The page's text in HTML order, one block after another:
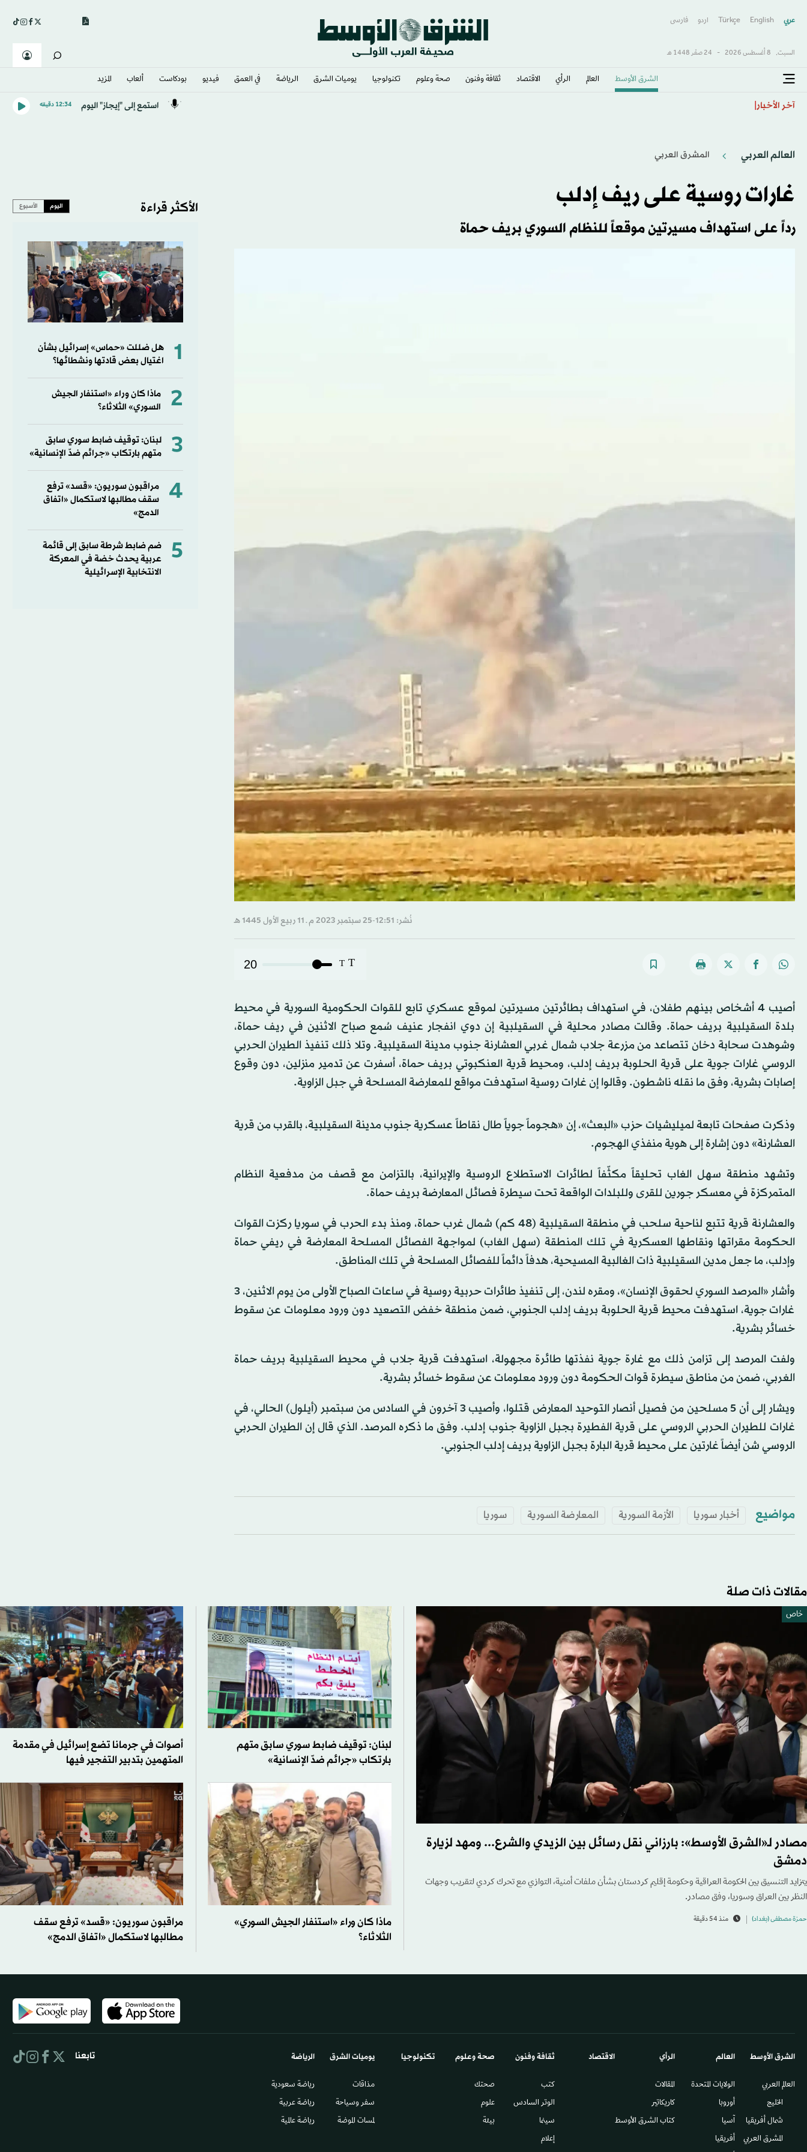
عربي English
Türkçe اردو فارسى
السبت, 8 أغسطس 2026 - 24 صفَر 1448 هـ
الشرق الأوسط​ العالم الرأي الاقتصاد ثقافة وفنون صحة وعلوم تكنولوجيا يوميات الشرق​ الرياضة في العمق فيديو بودكاست ألعاب المزيد
آخر الأخبار استمع إلى "إيجاز" اليوم 12:34 دقيقه
العالم العربي المشرق العربي
غارات روسية على ريف إدلب
رداً على استهداف مسيرتين موقعاً للنظام السوري بريف حماة
نُشر: 12:51-25 سبتمبر 2023 م ـ 11 ربيع الأول 1445 هـ
T
T
20
أصيب 4 أشخاص بينهم طفلان، في استهداف بطائرتين مسيرتين لموقع عسكري تابع للقوات الحكومية السورية في محيط
بلدة السقيلبية بريف حماة. وقالت مصادر محلية في السقيلبية إن دوي انفجار عنيف سُمع صباح الاثنين في ريف حماة،
وشوهدت سحابة دخان تتصاعد من مزرعة جلاب شمال غربي العشارنة جنوب مدينة السقيلبية. وتلا ذلك تنفيذ الطيران الحربي
الروسي غارات جوية على قرية الحلوبة بريف إدلب، ومحيط قرية العنكبوتي بريف حماة، أسفرت عن تدمير منزلين، دون وقوع
إصابات بشرية، وفق ما نقله ناشطون. وقالوا إن غارات روسية استهدفت مواقع للمعارضة المسلحة في جبل الزاوية.
وذكرت صفحات تابعة لميليشيات حزب «البعث»، إن «هجوماً جوياً طال نقاطاً عسكرية جنوب مدينة السقيلبية، بالقرب من قرية
العشارنة» دون إشارة إلى هوية منفذي الهجوم.
وتشهد منطقة سهل الغاب تحليقاً مكثّفاً لطائرات الاستطلاع الروسية والإيرانية، بالتزامن مع قصف من مدفعية النظام
المتمركزة في معسكر جورين للقرى وللبلدات الواقعة تحت سيطرة فصائل المعارضة بريف حماة.
والعشارنة قرية تتبع لناحية سلحب في منطقة السقيلبية (48 كم) شمال غرب حماة، ومنذ بدء الحرب في سوريا ركزت القوات
الحكومة مقراتها ونقاطها العسكرية في تلك المنطقة (سهل الغاب) لمواجهة الفصائل المسلحة المعارضة في ريفي حماة
وإدلب، ما جعل مدين السقيلبية ذات الغالبية المسيحية، هدفاً دائماً للفصائل المسلحة في تلك المناطق.
وأشار «المرصد السوري لحقوق الإنسان»، ومقره لندن، إلى تنفيذ طائرات حربية روسية في ساعات الصباح الأولى من يوم الاثنين، 3
غارات جوية، استهدفت محيط قرية الحلوبة بريف إدلب الجنوبي، ضمن منطقة خفض التصعيد دون ورود معلومات عن سقوط
خسائر بشرية.
ولفت المرصد إلى تزامن ذلك مع غارة جوية نفذتها طائرة مجهولة، استهدفت قرية جلاب في محيط السقيلبية بريف حماة
الغربي، ضمن من مناطق سيطرة قوات الحكومة دون ورود معلومات عن سقوط خسائر بشرية.
ويشار إلى أن 5 مسلحين من فصيل أنصار التوحيد المعارض قتلوا، وأصيب 3 آخرون في السادس من سبتمبر (أيلول) الحالي، في
غارات للطيران الحربي الروسي على قرية الفطيرة بجبل الزاوية جنوب إدلب. وفق ما ذكره المرصد. الذي قال إن الطيران الحربي
الروسي شن أيضاً غارتين على محيط قرية البارة بجبل الزاوية بريف إدلب الجنوبي.
مواضيع أخبار سوريا الأزمة السورية المعارضة السورية سوريا
الأكثر قراءة اليوم الأسبوع
1
هل ضللت «حماس» إسرائيل بشأن
اغتيال بعض قادتها ونشطائها؟
2
ماذا كان وراء «استنفار الجيش
السوري» الثلاثاء؟
3
لبنان: توقيف ضابط سوري سابق
متهم بارتكاب «جرائم ضدّ الإنسانية»
4
مراقبون سوريون: «قسد» ترفع
سقف مطالبها لاستكمال «اتفاق
الدمج»
5
ضم ضابط شرطة سابق إلى قائمة
عربية يحدث خضة في المعركة
الانتخابية الإسرائيلية
مقالات ذات صلة
خاص
مصادر لـ«الشرق الأوسط»: بارزاني نقل رسائل بين الزيدي والشرع... ومهد لزيارة
دمشق
يتزايد التنسيق بين الحكومة العراقية وحكومة إقليم كردستان بشأن ملفات أمنية، التوازي مع تحرك كردي لتقريب وجهات
النظر بين العراق وسوريا، وفق مصادر.
حمزة مصطفى (بغداد) منذ 54 دقيقة
لبنان: توقيف ضابط سوري سابق متهم
بارتكاب «جرائم ضدّ الإنسانية»
أصوات في جرمانا تضع إسرائيل في مقدمة
المتهمين بتدبير التفجير فيها
ماذا كان وراء «استنفار الجيش السوري»
الثلاثاء؟
مراقبون سوريون: «قسد» ترفع سقف
مطالبها لاستكمال «اتفاق الدمج»
الشرق الأوسط​
العالم العربي
الخليج
شمال أفريقيا
المشرق العربي
العالم
الولايات المتحدة
أوروبا
آسيا
أفريقيا
الرأي
المقالات
كاريكاتير
كتاب الشرق الأوسط
الاقتصاد ثقافة وفنون
كتب
الوتر السادس​
سينما
إعلام
صحة وعلوم
صحتك
علوم
بيئة
تكنولوجيا يوميات الشرق​
مذاقات
سفر وسياحة
لمسات الموضة
الرياضة
رياضة سعودية
رياضة عربية
رياضة عالمية
تابعنا